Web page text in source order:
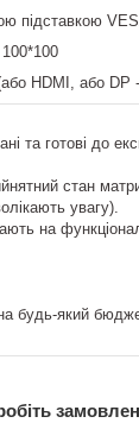
підставкою
HDMI, або DP -
та готові до
стан
увагу).
на
будь-який